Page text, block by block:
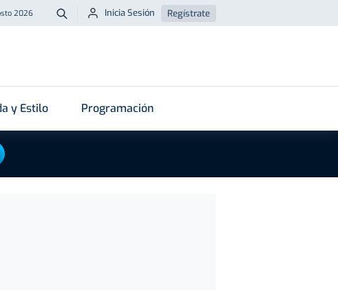
2026 Buscar
Inicia Sesión Regístrate
y Estilo Programación